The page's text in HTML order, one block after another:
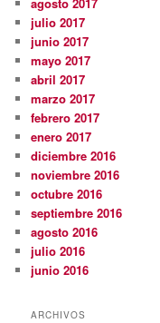
julio 2017
junio 2017
mayo 2017
abril 2017
marzo 2017
febrero 2017
enero 2017
diciembre 2016
noviembre 2016
octubre 2016
septiembre 2016
agosto 2016
julio 2016
junio 2016
ARCHIVOS